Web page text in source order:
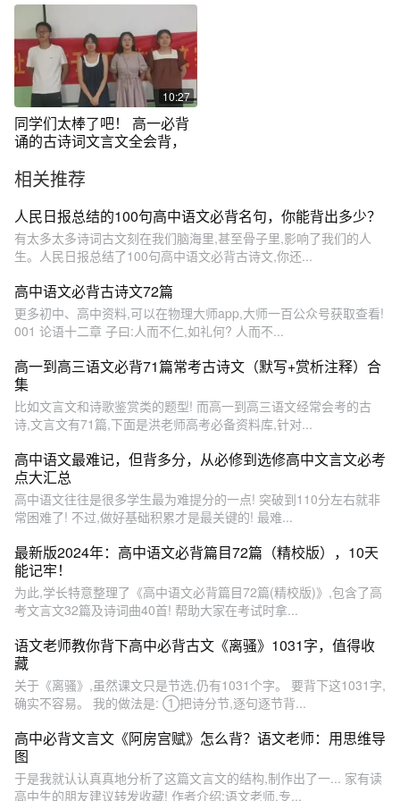
10:27
同学们太棒了吧！ 高一必背
诵的古诗词文言文全会背，
相关推荐
人民日报总结的100句高中语文必背名句，你能背出多少？​
有太多太多诗词古文刻在我们脑海里,甚至骨子里,影响了我们的人
生。人民日报总结了100句高中语文必背古诗文,你还...
高中语文必背古诗文72篇
更多初中、高中资料,可以在物理大师app,大师一百公众号获取查看!
001 论语十二章 子曰:人而不仁,如礼何? 人而不...
高一到高三语文必背71篇常考古诗文（默写+赏析注释）合
集
比如文言文和诗歌鉴赏类的题型! 而高一到高三语文经常会考的古
诗,文言文有71篇,下面是洪老师高考必备资料库,针对...
高中语文最难记，但背多分，从必修到选修高中文言文必考
点大汇总
高中语文往往是很多学生最为难提分的一点! 突破到110分左右就非
常困难了! 不过,做好基础积累才是最关键的! 最难...
最新版2024年：高中语文必背篇目72篇（精校版），10天
能记牢！
为此,学长特意整理了《高中语文必背篇目72篇(精校版)》,包含了高
考文言文32篇及诗词曲40首! 帮助大家在考试时拿...
语文老师教你背下高中必背古文《离骚》1031字，值得收
藏
关于《离骚》,虽然课文只是节选,仍有1031个字。 要背下这1031字,
确实不容易。 我的做法是: ①把诗分节,逐句逐节背...
高中必背文言文《阿房宫赋》怎么背？语文老师：用思维导
图
于是我就认认真真地分析了这篇文言文的结构,制作出了一... 家有读
高中生的朋友建议转发收藏! 作者介绍:语文老师,专...